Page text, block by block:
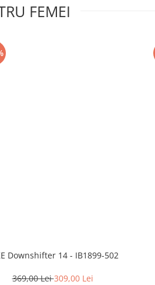
FEMEI
Downshifter 14 - IB1899-502
369,00 Lei309,00 Lei